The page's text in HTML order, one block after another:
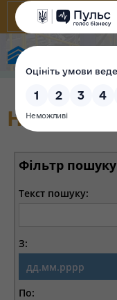
Новини
Фільтр пошуку
Текст пошуку:
З:
По: